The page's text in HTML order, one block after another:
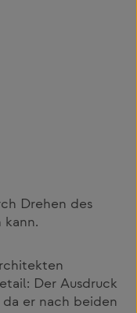
Drehen des
kann.
Der Ausdruck
da er nach beiden